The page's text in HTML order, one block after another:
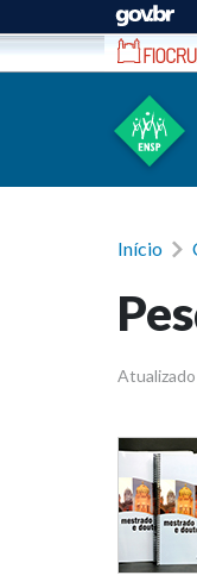
Ir para conteúdo
Início